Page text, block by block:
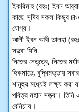
ইকরিমাহ (রহঃ) ইবন
কাছে সৃষ্টির সকল কিছুর
যোগ্য।
আলী ইবন আবী তালহা
সত্ত্বা যিনি
নিজের নেতৃত্বে, নিজের
হিকমাতে, বুদ্ধিমত্তায়
শানুহুর মধ্যেই লক্ষ্য
পবিত্র মহান সত্ত্বা।
বেনিয়ায।